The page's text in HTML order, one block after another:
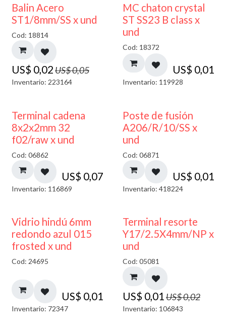
50% DESCUENTO
Balin Acero
ST1/8mm/SS x und
Cod: 18814
US$ 0,02US$0,05
Inventario: 223164
MC chaton crystal
ST SS23 B class x
und
Cod: 18372
US$ 0,01
Inventario: 119928
Terminal cadena
8x2x2mm 32
f02/raw x und
Cod: 06862
US$ 0,07
Inventario: 116869
Poste de fusión
A206/R/10/SS x
und
Cod: 06871
US$ 0,01
Inventario: 418224
40% DESCUENTO
Vidrio hindú 6mm
redondo azul 015
frosted x und
Cod: 24695
US$ 0,01
Inventario: 72347
50% DESCUENTO
Terminal resorte
Y17/2.5X4mm/NP x
und
Cod: 05081
US$ 0,01 US$0,02
Inventario: 106843